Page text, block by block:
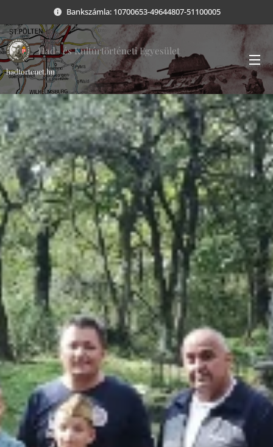
Bankszámla: 10700653-49644807-51100005
Had- és Kultúrtörténeti Egyesület
hadtortenet.hu